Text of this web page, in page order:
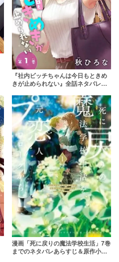
『社内ビッチちゃんは今日もときめ
きが止められない』全話ネタバレあ
を使わずに安全に読もう
漫画「死に戻りの魔法学校生活」7巻
までのネタバレあらすじ＆原作小説